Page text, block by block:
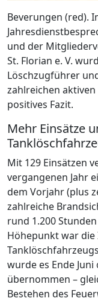
Beverungen (red).
und der
St. Florian e. V.
Löschzugführer
zahlreichen
positives Fazit.
Mehr Einsätze
Mit 129 Einsätzen
vergangenen Jahr
dem Vorjahr (plus
zahlreiche
rund 1.200
Höhepunkt war
wurde es Ende
übernommen –
Bestehen des